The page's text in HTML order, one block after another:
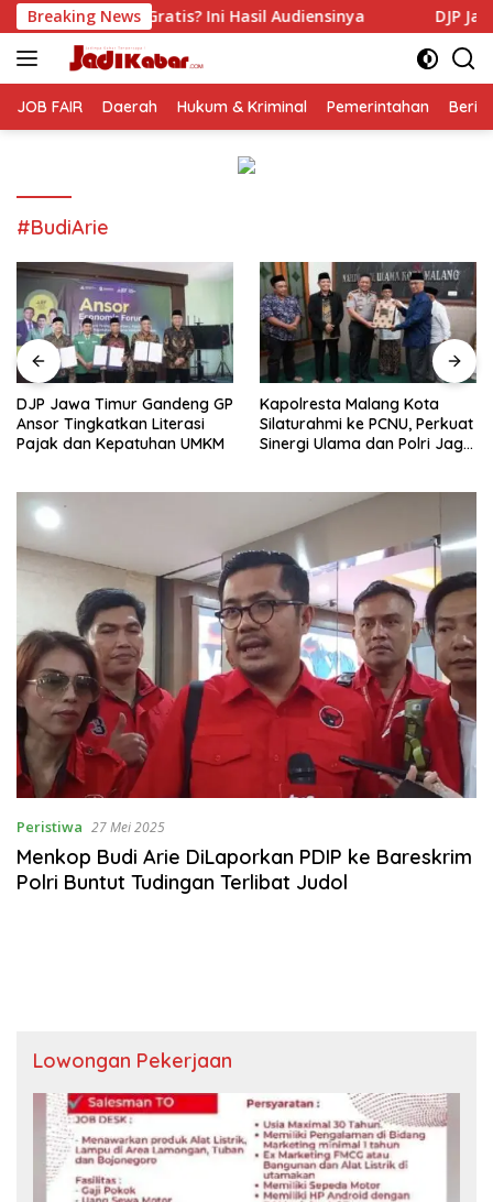
Langsung
ke
konten
Breaking News
Ini Hasil Audiensinya DJP Jawa Timur Gandeng
JOB FAIR Daerah Hukum & Kriminal Pemerintahan
#BudiArie
DJP Jawa Timur Gandeng GP
Ansor Tingkatkan Literasi
Pajak dan Kepatuhan UMKM
Kapolresta Malang Kota
Silaturahmi ke PCNU, Perkuat
Sinergi Ulama dan Polri Jaga
Peristiwa 27 Mei 2025
Menkop Budi Arie DiLaporkan PDIP ke Bareskrim
Polri Buntut Tudingan Terlibat Judol
Lowongan Pekerjaan